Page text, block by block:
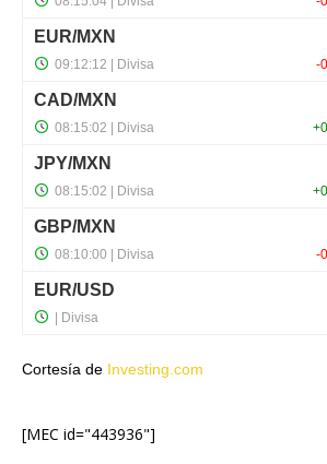
Cortesía de Investing.com
[MEC id="443936"]